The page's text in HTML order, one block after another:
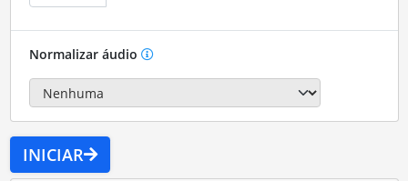
Normalizar áudio
INICIAR